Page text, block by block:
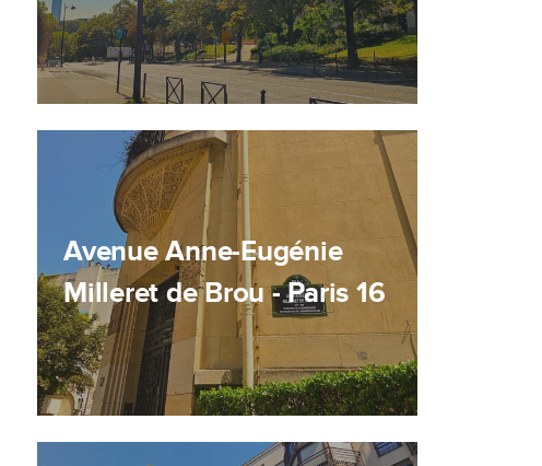
Avenue Anne-Eugénie
Milleret de Brou - Paris 16